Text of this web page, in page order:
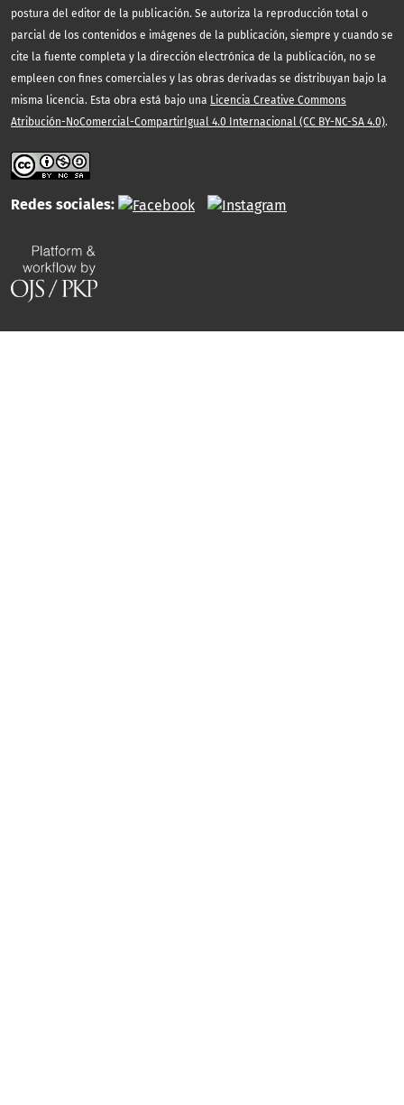
postura del editor de la publicación. Se autoriza la reproducción total o
parcial de los contenidos e imágenes de la publicación, siempre y cuando se
cite la fuente completa y la dirección electrónica de la publicación, no se
empleen con fines comerciales y las obras derivadas se distribuyan bajo la
misma licencia. Esta obra está bajo una Licencia Creative Commons
Atribución-NoComercial-CompartirIgual 4.0 Internacional (CC BY-NC-SA 4.0).
Redes sociales: